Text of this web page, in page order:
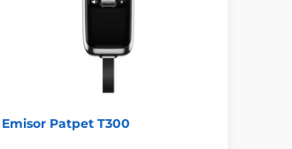
Emisor Patpet T300